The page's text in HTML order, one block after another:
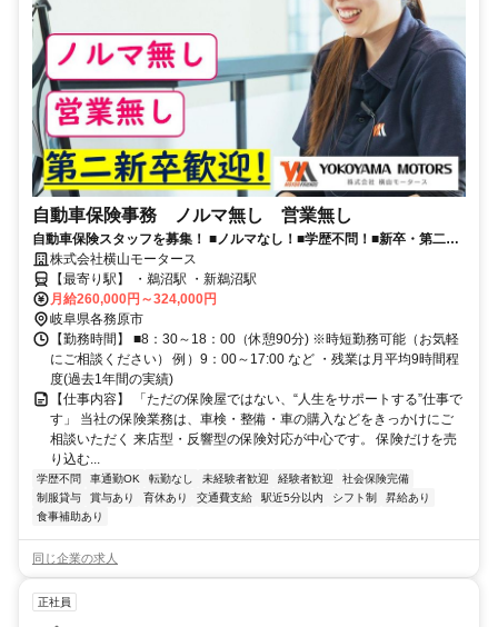
自動車保険事務 ノルマ無し 営業無し
自動車保険スタッフを募集！ ■ノルマなし！■学歴不問！■新卒・第二新
卒OK！
株式会社横山モータース
【最寄り駅】 ・鵜沼駅 ・新鵜沼駅
月給260,000円～324,000円
岐阜県各務原市
【勤務時間】 ■8：30～18：00（休憩90分) ※時短勤務可能（お気軽
にご相談ください） 例）9：00～17:00 など ・残業は月平均9時間程
度(過去1年間の実績)
【仕事内容】 「ただの保険屋ではない、“人生をサポートする”仕事で
す」 当社の保険業務は、車検・整備・車の購入などをきっかけにご
相談いただく 来店型・反響型の保険対応が中心です。 保険だけを売
り込む...
学歴不問 車通勤OK 転勤なし 未経験者歓迎 経験者歓迎
社会保険完備
制服貸与
賞与あり 育休あり 交通費支給 駅近5分以内 シフト制
昇給あり
食事補助あり
同じ企業の求人
正社員